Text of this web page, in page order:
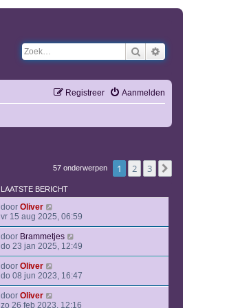
Zoek
Aanmelden
Registreer
57 onderwerpen 1 2 3
LAATSTE BERICHT
door Oliver
vr 15 aug 2025, 06:59
door Brammetjes
do 23 jan 2025, 12:49
door Oliver
do 08 jun 2023, 16:47
door Oliver
zo 26 feb 2023, 12:16